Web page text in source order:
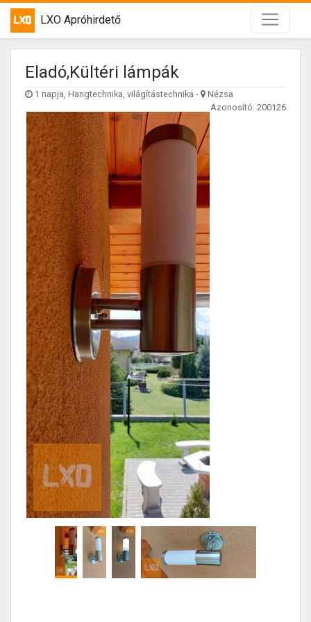
LXO Apróhirdető
Eladó,Kültéri lámpák
1 napja, Hangtechnika, világítástechnika -
Nézsa
Azonosító: 200126